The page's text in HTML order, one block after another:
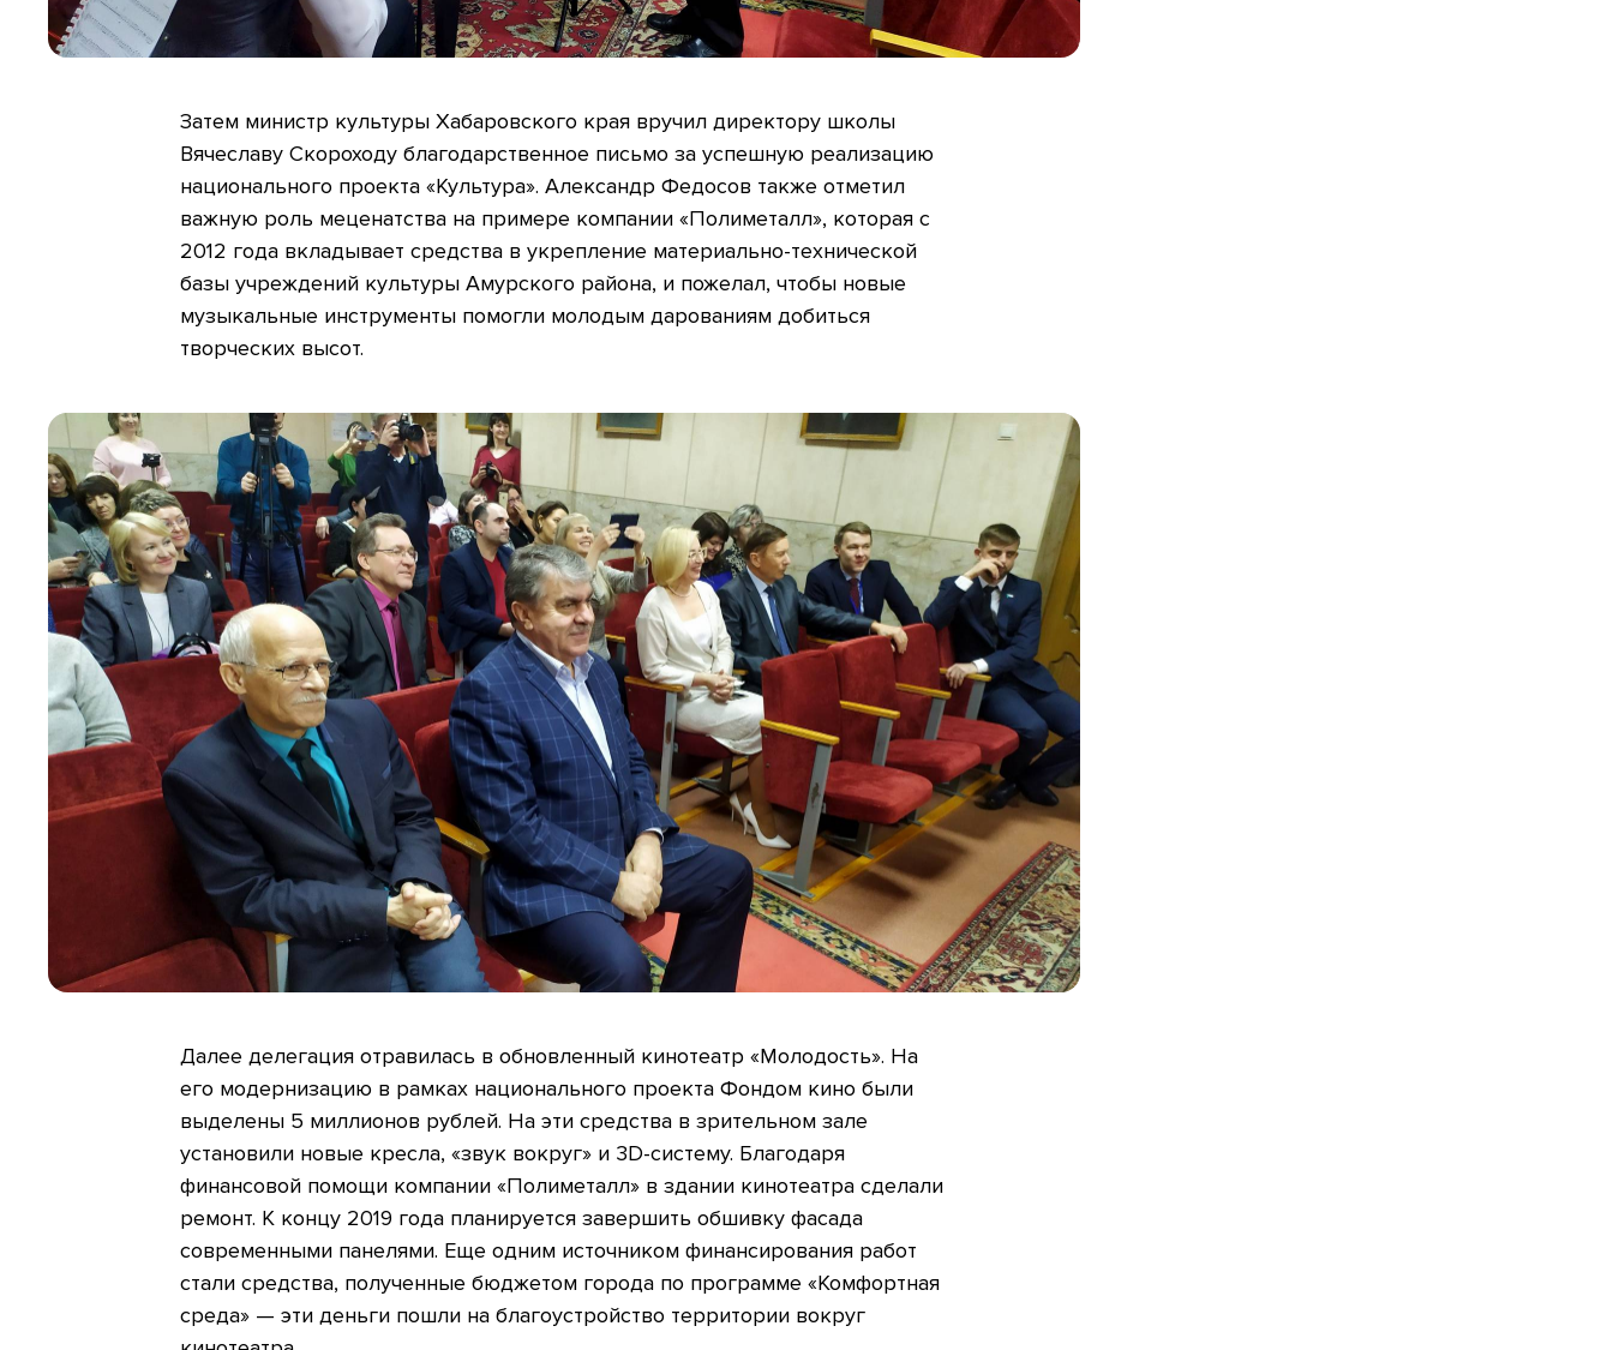
Затем министр культуры Хабаровского края вручил директору школы
Вячеславу Скороходу благодарственное письмо за успешную реализацию
национального проекта «Культура». Александр Федосов также отметил
важную роль меценатства на примере компании «Полиметалл», которая с
2012 года вкладывает средства в укрепление материально-технической
базы учреждений культуры Амурского района, и пожелал, чтобы новые
музыкальные инструменты помогли молодым дарованиям добиться
творческих высот.
Далее делегация отравилась в обновленный кинотеатр «Молодость». На
его модернизацию в рамках национального проекта Фондом кино были
выделены 5 миллионов рублей. На эти средства в зрительном зале
установили новые кресла, «звук вокруг» и 3D-систему. Благодаря
финансовой помощи компании «Полиметалл» в здании кинотеатра сделали
ремонт. К концу 2019 года планируется завершить обшивку фасада
современными панелями. Еще одним источником финансирования работ
стали средства, полученные бюджетом города по программе «Комфортная
среда» — эти деньги пошли на благоустройство территории вокруг